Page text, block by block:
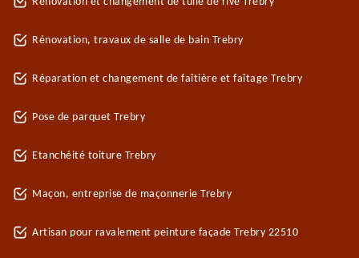
Rénovation, travaux de salle de bain Trebry
Réparation et changement de faîtière et faîtage Trebry
Pose de parquet Trebry
Etanchéité toiture Trebry
Maçon, entreprise de maçonnerie Trebry
Artisan pour ravalement peinture façade Trebry 22510